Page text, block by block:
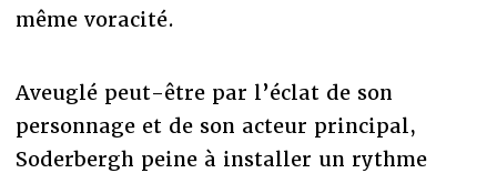
même voracité.
Aveuglé peut-être par l’éclat de son
personnage et de son acteur principal,
Soderbergh peine à installer un rythme